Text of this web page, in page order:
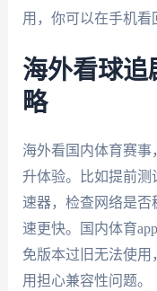
用，你可以在手机看
海外看球追
略
海外看国内体育赛
升体验。比如提前测
速器，检查网络是否
速更快。国内体育
免版本过旧无法使用
用担心兼容性问题。